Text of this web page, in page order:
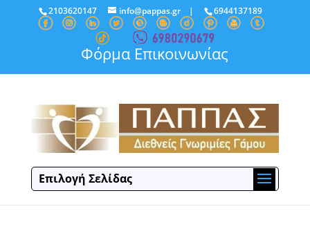
2103620147 info@pappas.gr| 6944137189
Φόρμα Επικοινωνίας
Επιλογή Σελίδας